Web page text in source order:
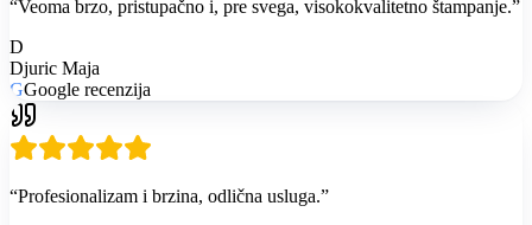
“Veoma brzo, pristupačno i, pre svega, visokokvalitetno štampanje.”
D
Djuric Maja
GGoogle recenzija
“Profesionalizam i brzina, odlična usluga.”